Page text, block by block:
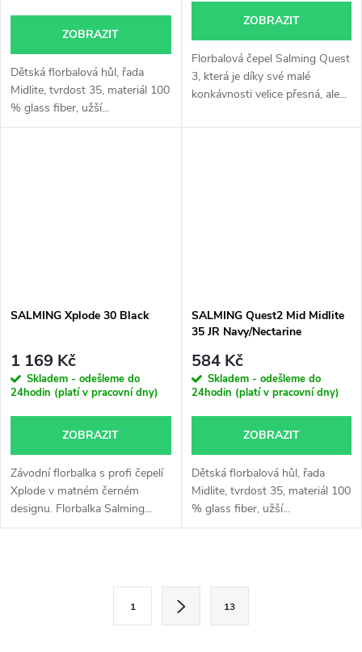
ZOBRAZIT
Dětská florbalová hůl, řada
Midlite, tvrdost 35, materiál 100
% glass fiber, užší...
ZOBRAZIT
Florbalová čepel Salming Quest
3, která je díky své malé
konkávnosti velice přesná, ale...
SALMING Xplode 30 Black
1 169 Kč
Skladem - odešleme do
24hodin (platí v pracovní dny)
ZOBRAZIT
Závodní florbalka s profi čepelí
Xplode v matném černém
designu. Florbalka Salming...
SALMING Quest2 Mid Midlite
35 JR Navy/Nectarine
584 Kč
Skladem - odešleme do
24hodin (platí v pracovní dny)
ZOBRAZIT
Dětská florbalová hůl, řada
Midlite, tvrdost 35, materiál 100
% glass fiber, užší...
1 13